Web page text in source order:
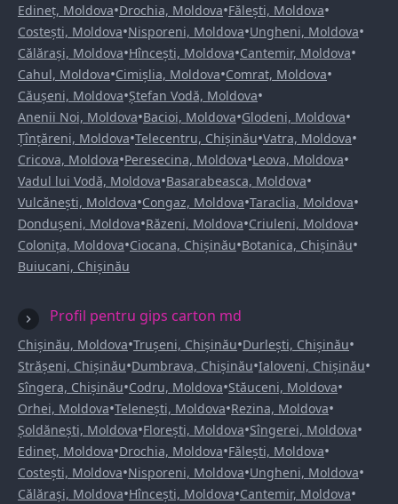
Edineț, Moldova•Drochia, Moldova•Fălești, Moldova•
Costești, Moldova•Nisporeni, Moldova•Ungheni, Moldova•
Călărași, Moldova•Hîncești, Moldova•Cantemir, Moldova•
Cahul, Moldova•Cimișlia, Moldova•Comrat, Moldova•
Căușeni, Moldova•Ștefan Vodă, Moldova•
Anenii Noi, Moldova•Bacioi, Moldova•Glodeni, Moldova•
Țînțăreni, Moldova•Telecentru, Chișinău•Vatra, Moldova•
Cricova, Moldova•Peresecina, Moldova•Leova, Moldova•
Vadul lui Vodă, Moldova•Basarabeasca, Moldova•
Vulcănești, Moldova•Congaz, Moldova•Taraclia, Moldova•
Dondușeni, Moldova•Răzeni, Moldova•Criuleni, Moldova•
Colonița, Moldova•Ciocana, Chișinău•Botanica, Chișinău•
Buiucani, Chișinău
Profil pentru gips carton md
Chișinău, Moldova•Trușeni, Chișinău•Durlești, Chișinău•
Strășeni, Chișinău•Dumbrava, Chișinău•Ialoveni, Chișinău•
Sîngera, Chișinău•Codru, Moldova•Stăuceni, Moldova•
Orhei, Moldova•Telenești, Moldova•Rezina, Moldova•
Șoldănești, Moldova•Florești, Moldova•Sîngerei, Moldova•
Edineț, Moldova•Drochia, Moldova•Fălești, Moldova•
Costești, Moldova•Nisporeni, Moldova•Ungheni, Moldova•
Călărași, Moldova•Hîncești, Moldova•Cantemir, Moldova•